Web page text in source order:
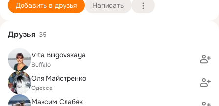
Добавить в друзья Написать
Друзья 35
Vita Biligovskaya
Buffalo
Оля Майстренко
Одесса
Мaксим Слабяк